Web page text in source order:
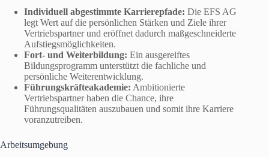
Individuell abgestimmte Karrierepfade: Die EFS AG
legt Wert auf die persönlichen Stärken und Ziele ihrer
Vertriebspartner und eröffnet dadurch maßgeschneiderte
Aufstiegsmöglichkeiten.
Fort- und Weiterbildung: Ein ausgereiftes
Bildungsprogramm unterstützt die fachliche und
persönliche Weiterentwicklung.
Führungskräfteakademie: Ambitionierte
Vertriebspartner haben die Chance, ihre
Führungsqualitäten auszubauen und somit ihre Karriere
voranzutreiben.
Arbeitsumgebung